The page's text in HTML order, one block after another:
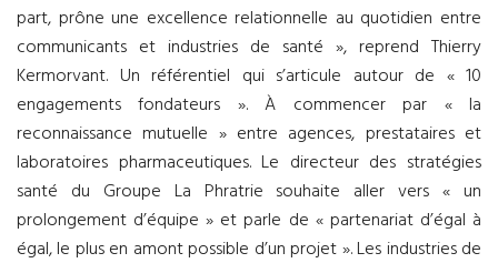
part, prône une excellence relationnelle au quotidien entre
communicants et industries de santé », reprend Thierry
Kermorvant. Un référentiel qui s’articule autour de « 10
engagements fondateurs ». À commencer par « la
reconnaissance mutuelle » entre agences, prestataires et
laboratoires pharmaceutiques. Le directeur des stratégies
santé du Groupe La Phratrie souhaite aller vers « un
prolongement d’équipe » et parle de « partenariat d’égal à
égal, le plus en amont possible d’un projet ». Les industries de